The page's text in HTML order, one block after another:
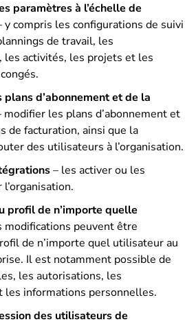
paramètres à l’échelle de
y compris les configurations de suivi
de travail, les
les activités, les projets et les
plans d’abonnement et de la
modifier les plans d’abonnement et
de facturation, ainsi que la
des utilisateurs à l’organisation.
– les activer ou les
profil de n’importe quelle
modifications peuvent être
de n’importe quel utilisateur au
Il est notamment possible de
les autorisations, les
les informations personnelles.
des utilisateurs de